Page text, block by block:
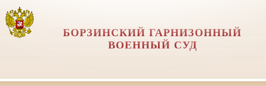
БОРЗИНСКИЙ ГАРНИЗОННЫЙ
ВОЕННЫЙ СУД